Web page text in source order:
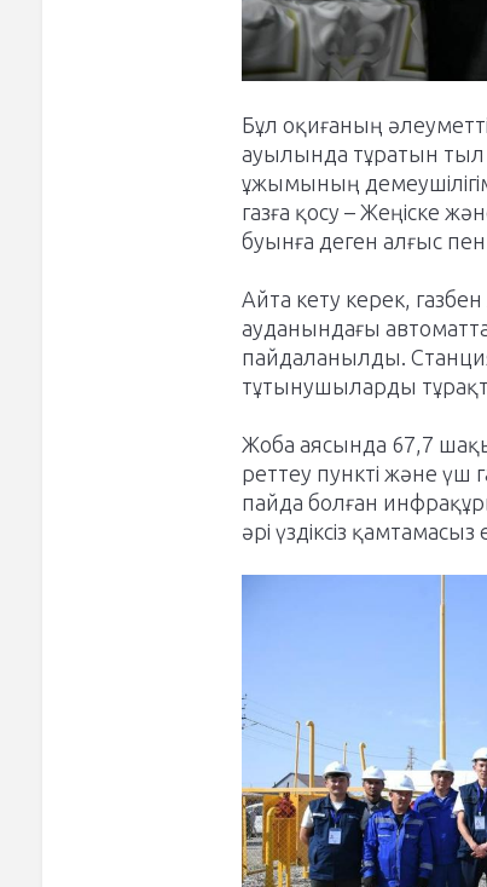
Бұл оқиғаның
ауылында тұратын тыл
ұжымының
газға қосу – Жеңіске
буынға деген алғыс пен
Айта кету керек,
ауданындағы
пайдаланылды.
тұтынушыларды
Жоба аясында 67,7
реттеу пункті және үш
пайда болған
әрі үздіксіз қамтамасыз